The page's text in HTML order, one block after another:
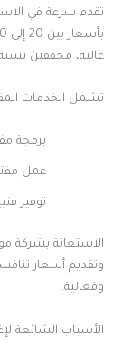
عالية، محققين
تشمل الخدمات
برمجة
عمل
توفير
الاستعانة بشركة
وتقديم أسعار
وفعالية.
الأسباب الشائعة